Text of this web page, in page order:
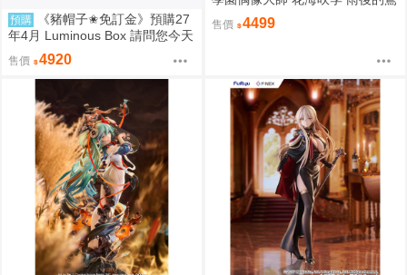
預購
《豬帽子✬免訂金》預購27
年4月 Luminous Box 請問您今天
要來點兔子嗎？ 心愛 禮服Ver 1/
7 0906
售價 4920
尾花 特訓前Ver. 1/7 預計2027/07
到貨
售價 4499